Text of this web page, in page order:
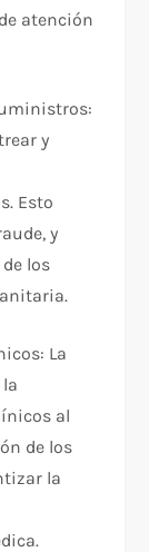
atención
y
Esto
y
los
La
al
de los
la